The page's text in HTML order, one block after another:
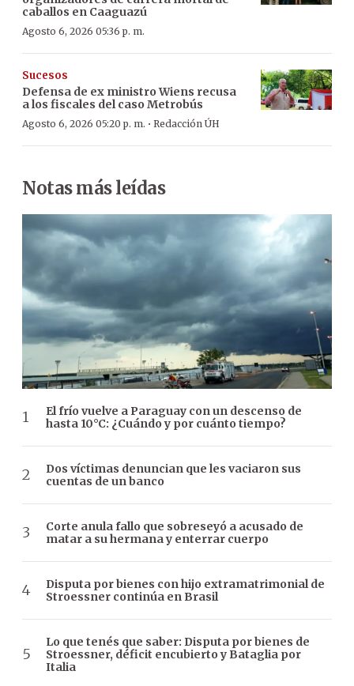
caballos en Caaguazú
Agosto 6, 2026 05:36 p. m.
Sucesos
Defensa de ex ministro Wiens recusa
a los fiscales del caso Metrobús
Agosto 6, 2026 05:20 p. m. · Redacción ÚH
Notas más leídas
El frío vuelve a Paraguay con un descenso de
hasta 10°C: ¿Cuándo y por cuánto tiempo?
Dos víctimas denuncian que les vaciaron sus
cuentas de un banco
Corte anula fallo que sobreseyó a acusado de
matar a su hermana y enterrar cuerpo
Disputa por bienes con hijo extramatrimonial de
Stroessner continúa en Brasil
Lo que tenés que saber: Disputa por bienes de
Stroessner, déficit encubierto y Bataglia por
Italia